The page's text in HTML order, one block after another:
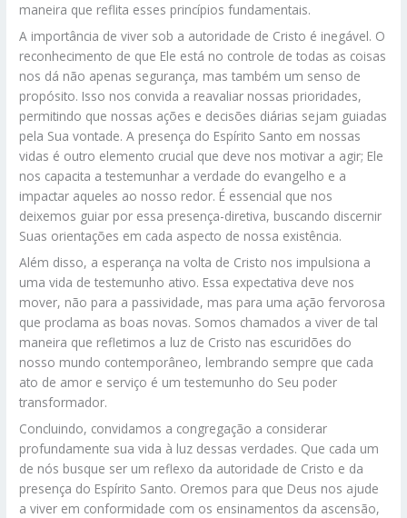
maneira que reflita esses princípios fundamentais.
A importância de viver sob a autoridade de Cristo é inegável. O
reconhecimento de que Ele está no controle de todas as coisas
nos dá não apenas segurança, mas também um senso de
propósito. Isso nos convida a reavaliar nossas prioridades,
permitindo que nossas ações e decisões diárias sejam guiadas
pela Sua vontade. A presença do Espírito Santo em nossas
vidas é outro elemento crucial que deve nos motivar a agir; Ele
nos capacita a testemunhar a verdade do evangelho e a
impactar aqueles ao nosso redor. É essencial que nos
deixemos guiar por essa presença-diretiva, buscando discernir
Suas orientações em cada aspecto de nossa existência.
Além disso, a esperança na volta de Cristo nos impulsiona a
uma vida de testemunho ativo. Essa expectativa deve nos
mover, não para a passividade, mas para uma ação fervorosa
que proclama as boas novas. Somos chamados a viver de tal
maneira que refletimos a luz de Cristo nas escuridões do
nosso mundo contemporâneo, lembrando sempre que cada
ato de amor e serviço é um testemunho do Seu poder
transformador.
Concluindo, convidamos a congregação a considerar
profundamente sua vida à luz dessas verdades. Que cada um
de nós busque ser um reflexo da autoridade de Cristo e da
presença do Espírito Santo. Oremos para que Deus nos ajude
a viver em conformidade com os ensinamentos da ascensão,